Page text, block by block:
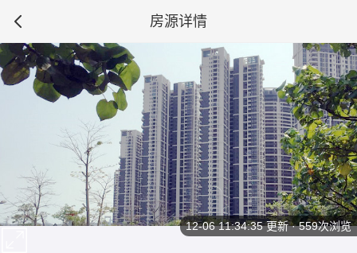
房源详情
12-06 11:34:35更新 · 559次浏览